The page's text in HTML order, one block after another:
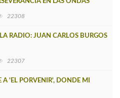
22308
RADIO: JUAN CARLOS BURGOS
22307
A 'EL PORVENIR', DONDE MI